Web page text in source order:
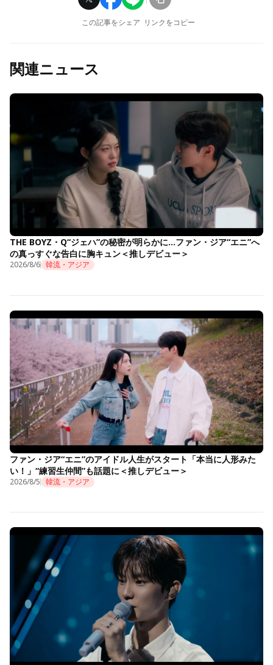
この記事をシェア リンクをコピー
関連ニュース
THE BOYZ・Q“ジェハ”の秘密が明らかに…ファン・ジア“エニ”へ
の真っすぐな告白に胸キュン＜推しデビュー＞
2026/8/6 韓流・アジア
ファン・ジア“エニ”のアイドル人生がスタート「本当に人形みた
い！」“練習生仲間”も話題に＜推しデビュー＞
2026/8/5 韓流・アジア